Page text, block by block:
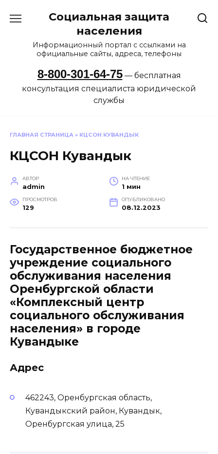
Социальная защита
населения
Информационный портал с ссылками на
официальные сайты, адреса, телефоны
8-800-301-64-75— бесплатная
консультация специалиста юридической
службы
ГЛАВНАЯ СТРАНИЦА » КЦСОН КУВАНДЫК
КЦСОН Кувандык
АВТОР
admin
НА ЧТЕНИЕ
1 мин
ПРОСМОТРОВ
129
ОПУБЛИКОВАНО
08.12.2023
Государственное бюджетное
учреждение социального
обслуживания населения
Оренбургской области
«Комплексный центр
социального обслуживания
населения» в городе
Кувандыке
Адрес
462243, Оренбургская область,
Кувандыкский район, Кувандык,
Оренбургская улица, 25